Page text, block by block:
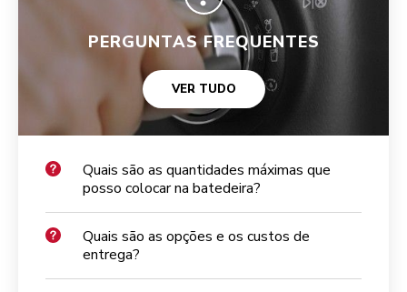
PERGUNTAS FREQUENTES
VER TUDO
Quais são as quantidades máximas que
posso colocar na batedeira?
Quais são as opções e os custos de
entrega?